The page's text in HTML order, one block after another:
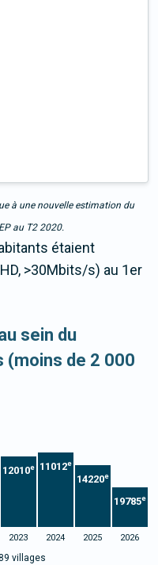
à une nouvelle estimation du
au T2 2020.
étaient
>30Mbits/s) au 1er
sein du
(moins de 2 000
12010e 11012e
14220e
19785e
2023 2024 2025 2026
villages